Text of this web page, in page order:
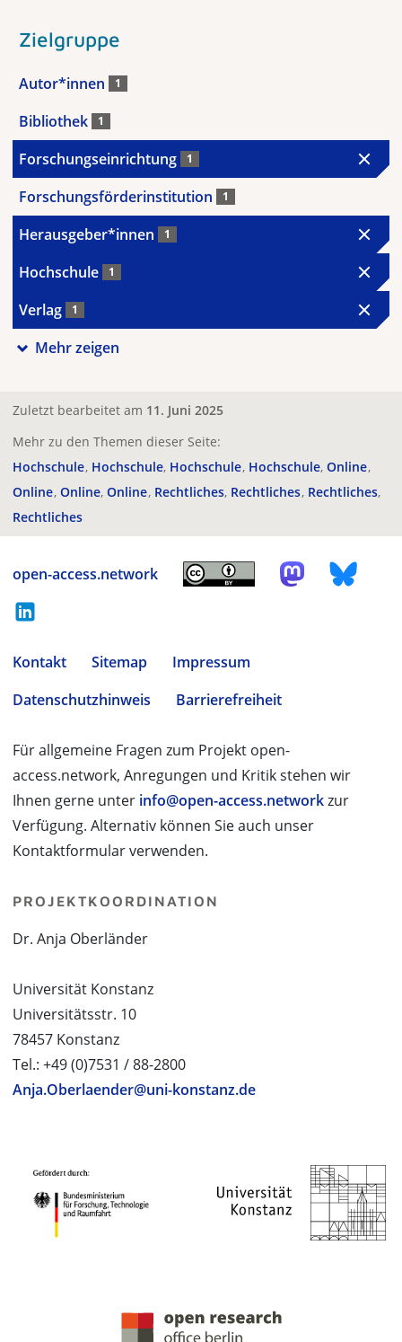
Zielgruppe
Autor*innen 1
Bibliothek 1
Forschungseinrichtung 1
Forschungsförderinstitution 1
Herausgeber*innen 1
Hochschule 1
Verlag 1
Mehr zeigen
Zuletzt bearbeitet am 11. Juni 2025
Mehr zu den Themen dieser Seite:
Hochschule Hochschule Hochschule Hochschule Online
Online Online Online Rechtliches Rechtliches Rechtliches
Rechtliches
open-access.network
Kontakt Sitemap
Impressum
Datenschutzhinweis
Barrierefreiheit
Für allgemeine Fragen zum Projekt open-
access.network, Anregungen und Kritik stehen wir
Ihnen gerne unter info@open-access.networkzur
Verfügung. Alternativ können Sie auch unser
Kontaktformular verwenden.
PROJEKTKOORDINATION
Dr. Anja Oberländer
Universität Konstanz
Universitätsstr. 10
78457 Konstanz
Tel.: +49 (0)7531 / 88-2800
Anja.Oberlaender@uni-konstanz.de